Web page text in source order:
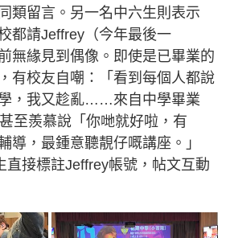
類留言。另一名中六生則表示
都請Jeffrey（今年最後一
無緣見到偶像。即使是已畢業的
有校友自嘲：「看到每個人都說
，我又趁亂……來自中學畢業
至羨慕說「你哋就好啦，有
導，最鍾意聽靚仔嘅講座。」
直接標註Jeffrey帳號，帖文互動